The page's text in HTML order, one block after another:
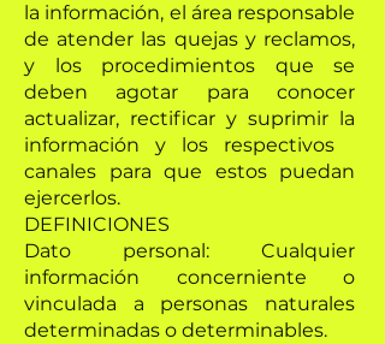
la información, el área responsable
de atender las quejas y reclamos,
y los procedimientos que se
deben agotar para conocer
actualizar, rectificar y suprimir la
información y los respectivos
canales para que estos puedan
ejercerlos.
DEFINICIONES
Dato personal: Cualquier
información concerniente o
vinculada a personas naturales
determinadas o determinables.